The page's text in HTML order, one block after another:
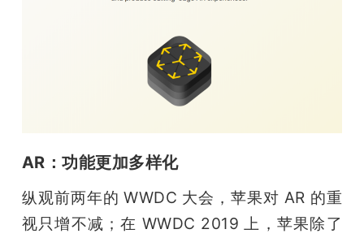
AR：功能更加多样化
纵观前两年的 WWDC 大会，苹果对 AR 的重
视只增不减；在 WWDC 2019 上，苹果除了